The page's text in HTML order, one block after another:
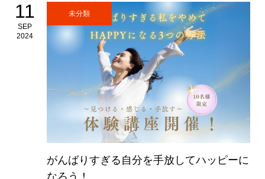
11
SEP
2024
未分類
がんばりすぎる自分を手放してハッピーに